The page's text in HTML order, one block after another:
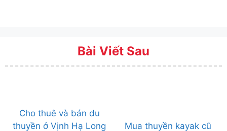
Bài Viết Sau
Cho thuê và bán du
thuyền ở Vịnh Hạ Long
Mua thuyền kayak cũ